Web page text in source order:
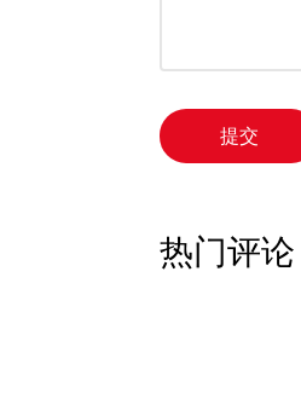
提交
热门评论